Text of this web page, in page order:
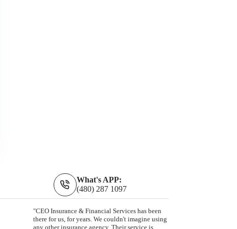
What's APP:
(480) 287 1097
"CEO Insurance & Financial Services has been
there for us, for years. We couldn't imagine using
any other insurance agency. Their service is